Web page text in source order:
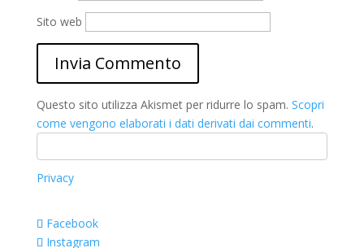
Sito web
Questo sito utilizza Akismet per ridurre lo spam. Scopri
come vengono elaborati i dati derivati dai commenti.
Privacy
Facebook
Instagram